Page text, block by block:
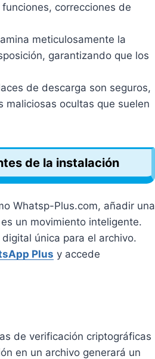
correcciones de
meticulosamente la
garantizando que los
de descarga son seguros,
maliciosas ocultas que suelen
de la instalación
Whatsp-Plus.com, añadir una
un movimiento inteligente.
única para el archivo.
Plus y accede
de verificación criptográficas
en un archivo generará un